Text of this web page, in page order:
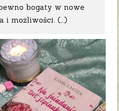
bogaty w nowe
i możliwości. (…)